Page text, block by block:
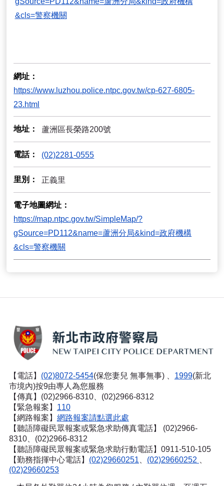
&cls=警察機關
網址
https://www.luzhou.police.ntpc.gov.tw/cp-627-6805-
23.html
地址 蘆洲區長榮路200號
電話 (02)2281-0555
里別 正義里
電子地圖網址
https://map.ntpc.gov.tw/SimpleMap/?
gSource=PD112&name=蘆洲分局&kind=政府機構
&cls=警察機關
【電話】 (02)8072-5454(保您妻兒 無事無事) 、 1999(新北
市境內)按9由專人為您服務
【傳真】(02)2966-8310、(02)2966-8312
【緊急報案】 110
【網路報案】 網路報案請點選此處
【聽語障礙民眾報案或緊急求助傳真電話】
(02)2966-
8310、(02)2966-8312
【聽語障礙民眾報案或緊急求助行動電話】0911-510-105
【勤務指揮中心電話】 (02)29660251 (02)29660252
(02)29660253